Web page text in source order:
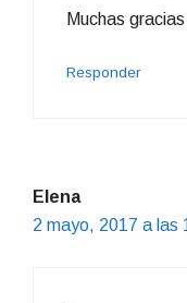
Muchas
Responder
Elena
2 mayo, 2017 a las